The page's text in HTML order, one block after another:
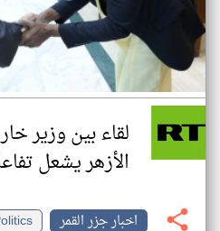
لقاء بين وزير
الأزهر يشعل
اخبار جزر القمر